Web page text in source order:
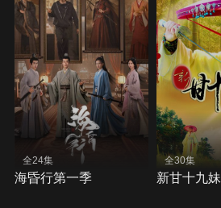
全24集
海昏行第一季
全30集
新甘十九妹